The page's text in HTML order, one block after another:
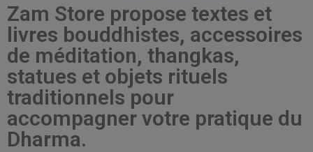
Zam Store propose textes et
livres bouddhistes, accessoires
de méditation, thangkas,
statues et objets rituels
traditionnels pour
accompagner votre pratique du
Dharma.